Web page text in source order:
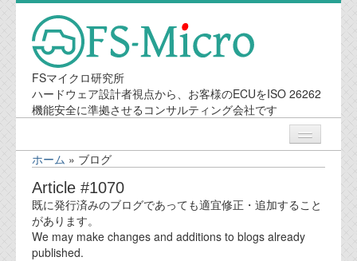
FSマイクロ研究所
ハードウェア設計者視点から、お客様のECUをISO 26262
機能安全に準拠させるコンサルティング会社です
ニュース
業務内容
ホーム » ブログ
Article #1070
既に発行済みのブログであっても適宜修正・追加すること
があります。
We may make changes and additions to blogs already
published.